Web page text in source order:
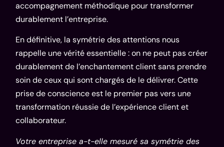
accompagnement méthodique pour transformer
durablement l’entreprise.
En définitive, la symétrie des attentions nous
rappelle une vérité essentielle : on ne peut pas créer
durablement de l’enchantement client sans prendre
soin de ceux qui sont chargés de le délivrer. Cette
prise de conscience est le premier pas vers une
transformation réussie de l’expérience client et
collaborateur.
Votre entreprise a-t-elle mesuré sa symétrie des